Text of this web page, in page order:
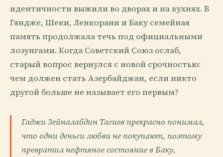
идентичности выжили во дворах и на кухнях. В
Гяндже, Шеки, Ленкорани и Баку семейная
память продолжала течь под официальными
лозунгами. Когда Советский Союз ослаб,
старый вопрос вернулся с новой срочностью:
чем должен стать Азербайджан, если никто
другой больше не называет его первым?
Гаджи Зейналабдин Тагиев прекрасно понимал,
что одни деньги любви не покупают, поэтому
превратил нефтяное состояние в Баку,